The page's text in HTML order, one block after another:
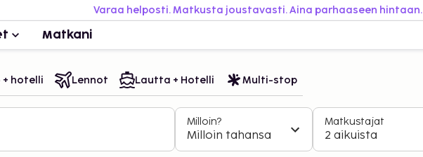
Varaa helposti. Matkusta joustavasti. Aina parhaaseen hintaan.
Matkani
+ hotelli Lennot Lautta + Hotelli Multi-stop
Milloin?
Milloin tahansa
Matkustajat
2 aikuista